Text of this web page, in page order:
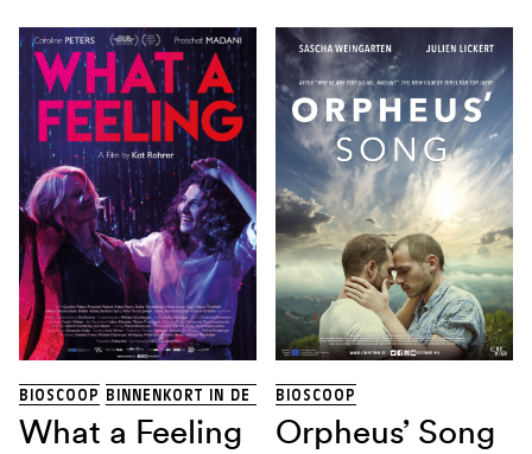
BIOSCOOP BINNENKORT IN DE BIOSCOOP
What a Feeling
BIOSCOOP
Orpheus’ Song